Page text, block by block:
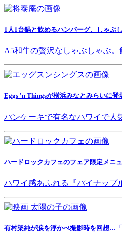
1人1台鍋と飲めるハンバーグ、しゃぶ
A5和牛の贅沢なしゃぶしゃぶ
Eggs 'n Thingsが横浜みなとみらいに登
パンケーキで有名なハワイで人
ハードロックカフェのフェア限定メニ
ハワイ感あふれる『パイナップ
有村架純が涙を浮かべ撮影時を回想…